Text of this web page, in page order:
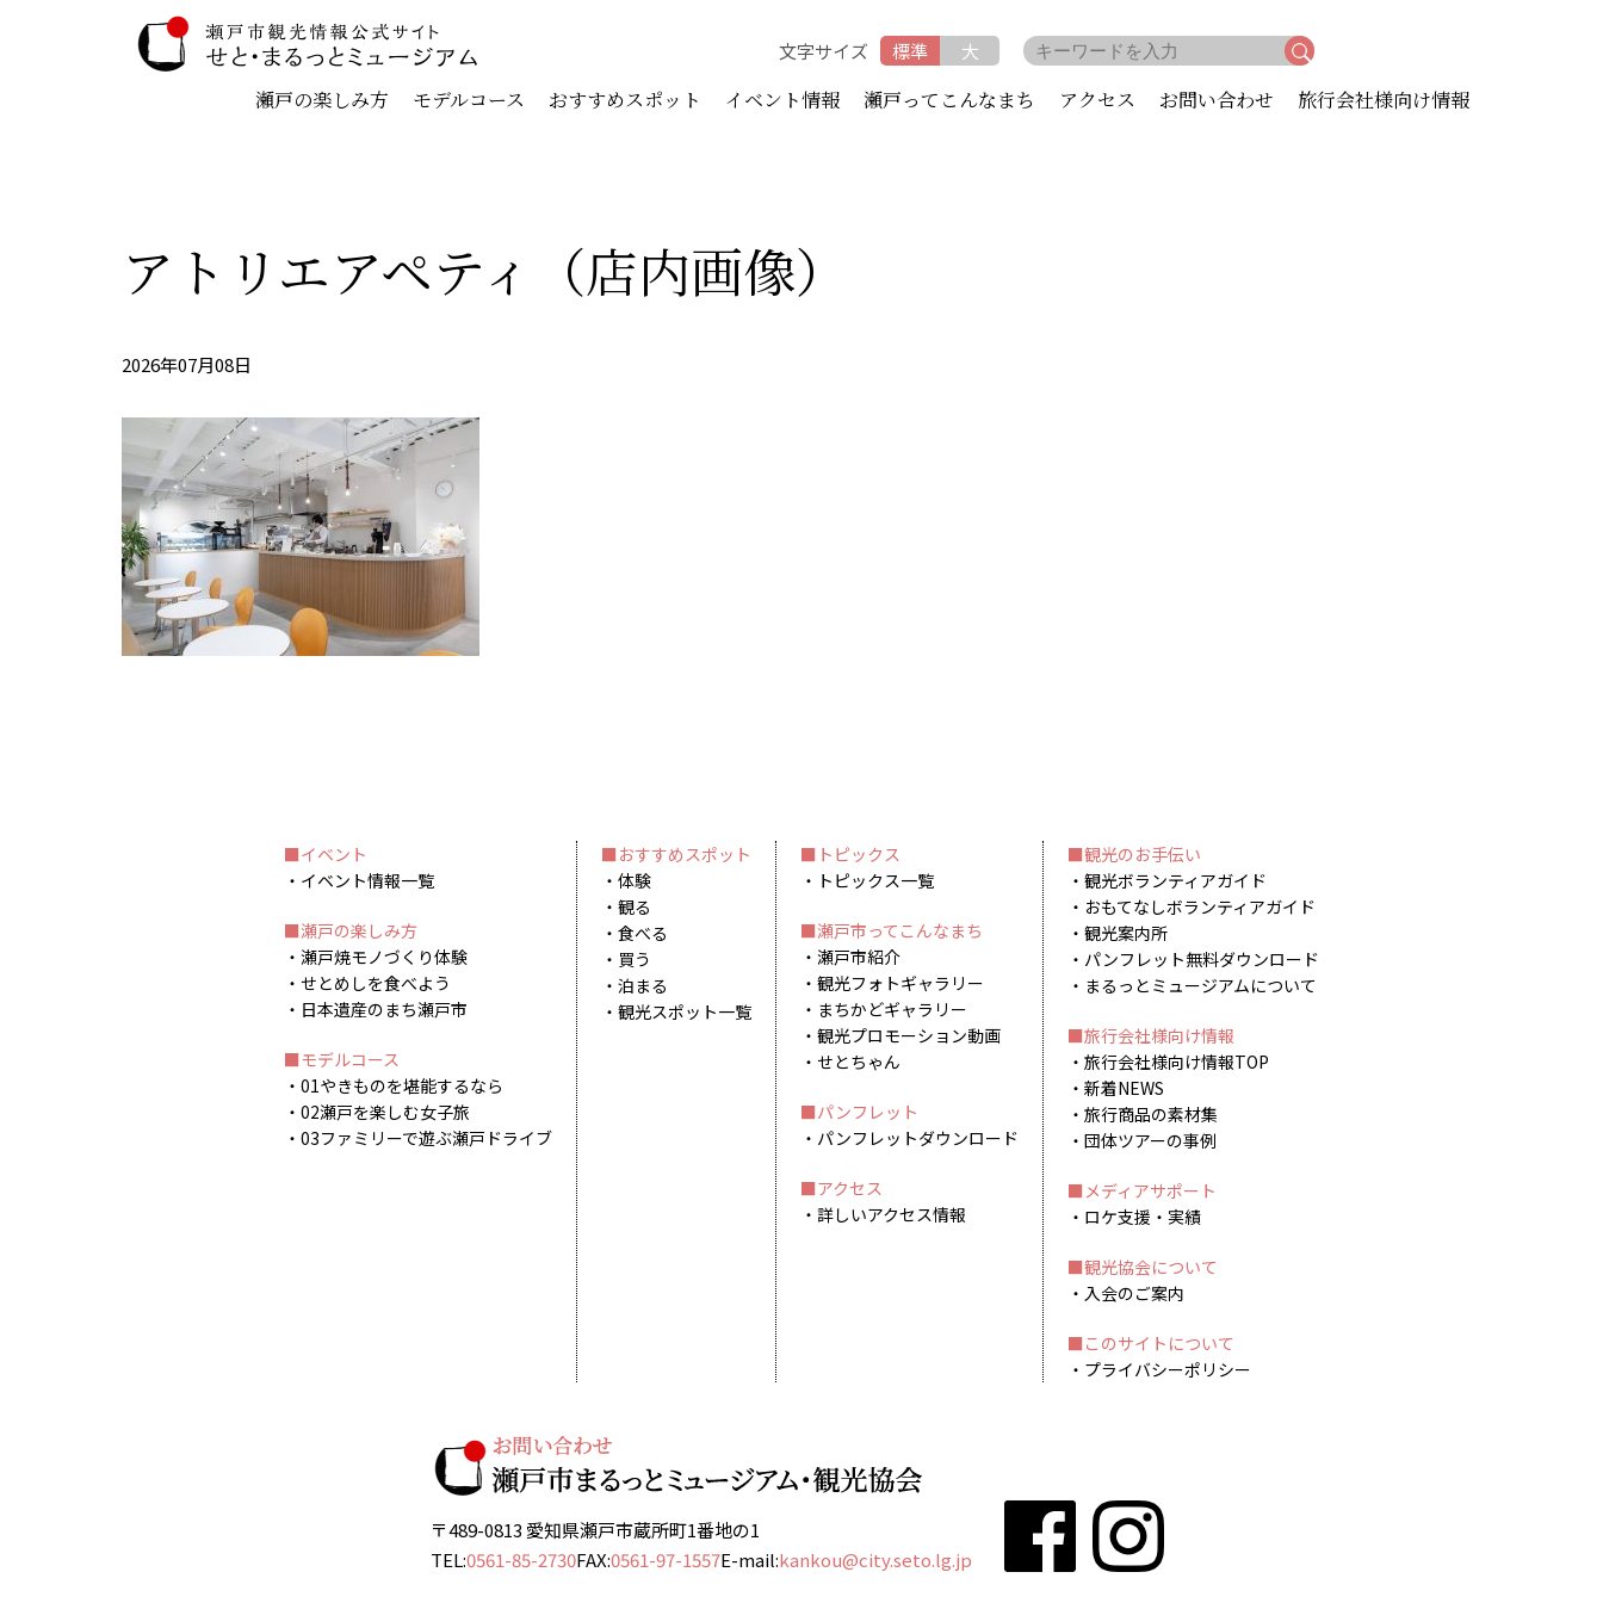
文字サイズ 標準 大
瀬戸の楽しみ方 モデルコース おすすめスポット イベント情報 瀬戸ってこんなまち アクセス お問い合わせ 旅行会社様向け情報
アトリエアペティ（店内画像）
2026年07月08日
イベント
イベント情報一覧
瀬戸の楽しみ方
瀬戸焼モノづくり体験
せとめしを食べよう
日本遺産のまち瀬戸市
モデルコース
01やきものを堪能するなら
02瀬戸を楽しむ女子旅
03ファミリーで遊ぶ瀬戸ドライブ
おすすめスポット
体験
観る
食べる
買う
泊まる
観光スポット一覧
トピックス
トピックス一覧
瀬戸市ってこんなまち
瀬戸市紹介
観光フォトギャラリー
まちかどギャラリー
観光プロモーション動画
せとちゃん
パンフレット
パンフレットダウンロード
アクセス
詳しいアクセス情報
観光のお手伝い
観光ボランティアガイド
おもてなしボランティアガイド
観光案内所
パンフレット無料ダウンロード
まるっとミュージアムについて
旅行会社様向け情報
旅行会社様向け情報TOP
新着NEWS
旅行商品の素材集
団体ツアーの事例
メディアサポート
ロケ支援・実績
観光協会について
入会のご案内
このサイトについて
プライバシーポリシー
〒489-0813 愛知県瀬戸市蔵所町1番地の1
TEL:0561-85-2730FAX:0561-97-1557E-mail:kankou@city.seto.lg.jp